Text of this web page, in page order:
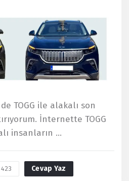
TOGG ile alakalı son
İnternette TOGG
insanların ...
423 Cevap Yaz